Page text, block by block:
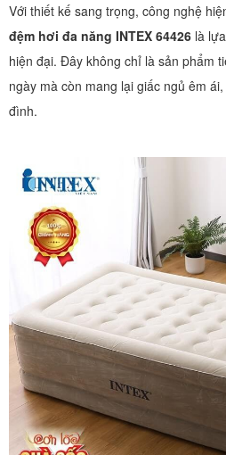
Với thiết kế sang trọng, công nghệ
đệm hơi đa năng INTEX 64426 là
hiện đại. Đây không chỉ là sản phẩm
ngày mà còn mang lại giấc ngủ êm
đình.